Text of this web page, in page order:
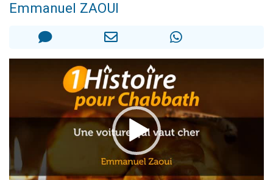
Il reste 49 places pour étudier en groupe sur Zoom
Eva vient de donner son Maasser
Emmanuel ZAOUI